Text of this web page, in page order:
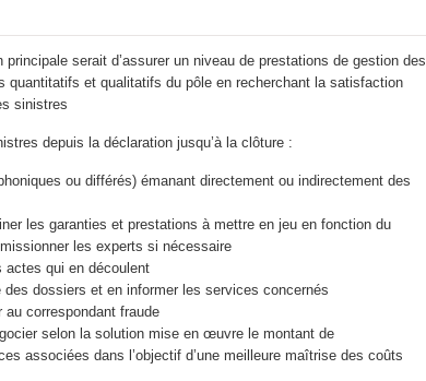
principale serait d’assurer un niveau de prestations de gestion des
et qualitatifs du pôle en recherchant la satisfaction
sinistres
depuis la déclaration jusqu’à la clôture :
ou différés) émanant directement ou indirectement des
les garanties et prestations à mettre en jeu en fonction du
les experts si nécessaire
actes qui en découlent
dossiers et en informer les services concernés
correspondant fraude
selon la solution mise en œuvre le montant de
associées dans l’objectif d’une meilleure maîtrise des coûts